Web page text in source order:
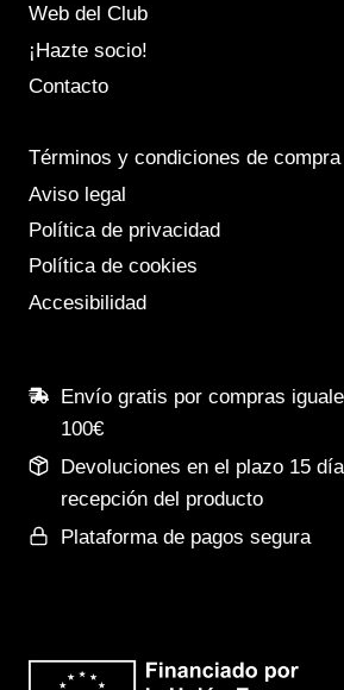
Web del Club
¡Hazte socio!
Contacto
Términos y condiciones de compra
Aviso legal
Política de privacidad
Política de cookies
Accesibilidad
Envío gratis por compras
100€
Devoluciones en el plazo 15
recepción del producto
Plataforma de pagos segura